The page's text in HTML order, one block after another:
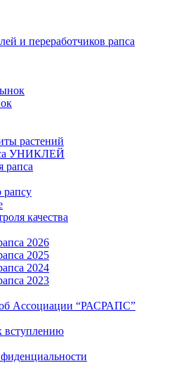
и переработчиков рапса
растений
УНИКЛЕЙ
рапса
рапсу
качества
2026
2025
2024
2023
Ассоциации “РАСРАПС”
вступлению